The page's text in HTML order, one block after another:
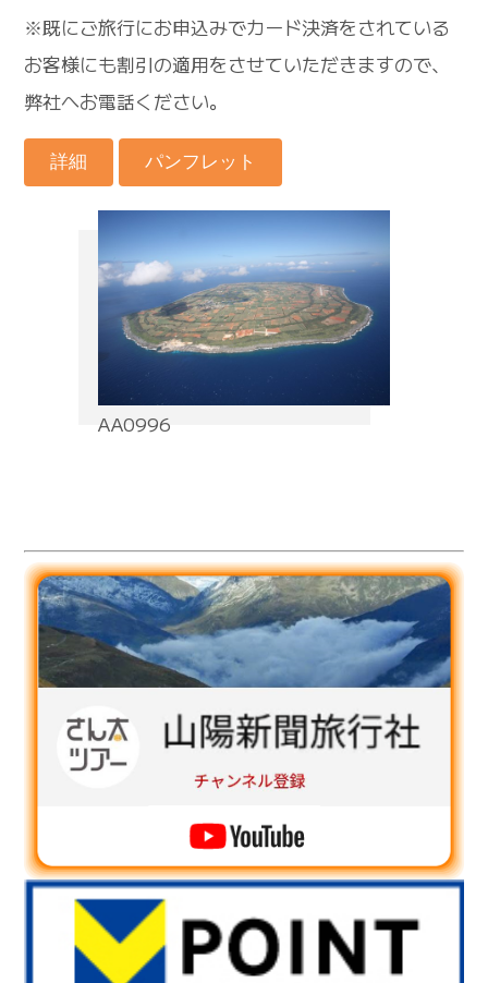
※既にご旅行にお申込みでカード決済をされている
お客様にも割引の適用をさせていただきますので、
弊社へお電話ください。
詳細 パンフレット
AA0996